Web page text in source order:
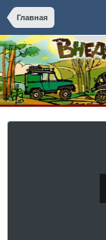
Главная